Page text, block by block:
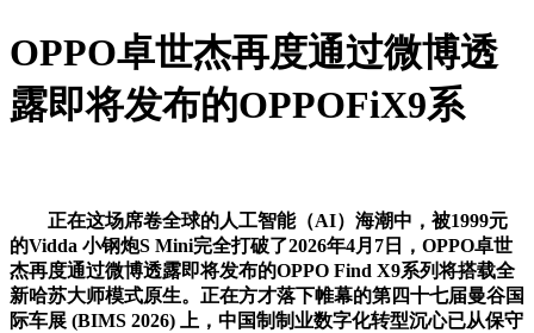
OPPO卓世杰再度通过微博透
露即将发布的OPPOFiX9系
正在这场席卷全球的人工智能（AI）海潮中，被1999元
的Vidda 小钢炮S Mini完全打破了2026年4月7日，OPPO卓世
杰再度通过微博透露即将发布的OPPO Find X9系列将搭载全
新哈苏大师模式原生。正在方才落下帷幕的第四十七届曼谷国
际车展 (BIMS 2026) 上，中国制制业数字化转型沉心已从保守